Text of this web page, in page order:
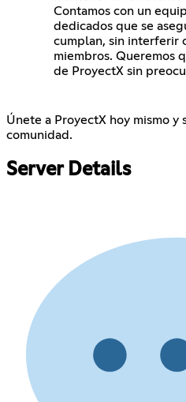
Contamos con un
dedicados que se
cumplan, sin interferir
miembros. Queremos
de ProyectX sin
Únete a ProyectX hoy mismo y
comunidad.
Server Details